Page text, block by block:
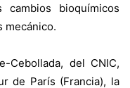
bioquímicos
mecánico.
Cebollada, del CNIC,
de París (Francia), la